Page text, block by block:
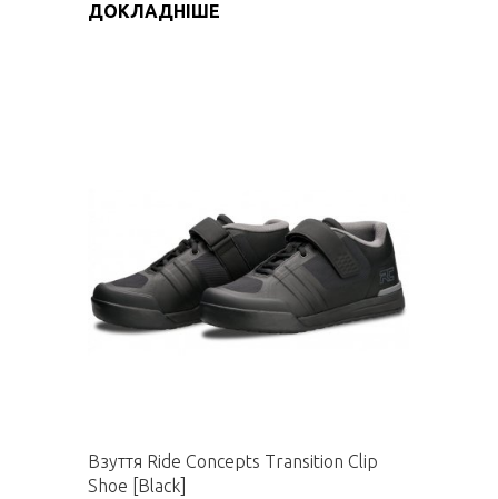
ДОКЛАДНІШЕ
Взуття Ride Concepts Transition Clip
Shoe [Black]